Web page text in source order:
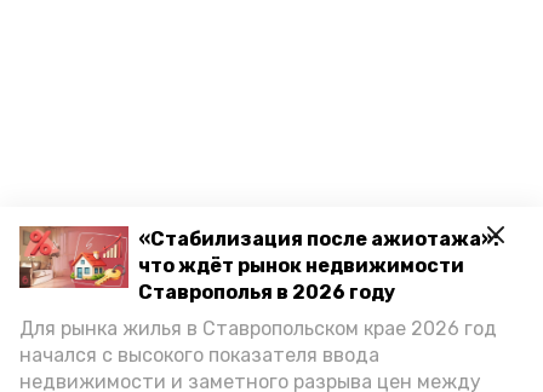
«Стабилизация после ажиотажа»:
что ждёт рынок недвижимости
Ставрополья в 2026 году
Для рынка жилья в Ставропольском крае 2026 год
начался с высокого показателя ввода
недвижимости и заметного разрыва цен между